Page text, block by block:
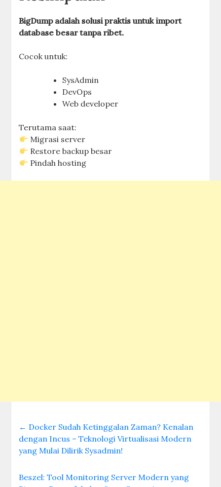
BigDump adalah solusi praktis untuk import
database besar tanpa ribet.
Cocok untuk:
SysAdmin
DevOps
Web developer
Terutama saat:
Migrasi server
Restore backup besar
Pindah hosting
← Docker Sudah Ketinggalan Zaman? Kenalan
dengan Incus – Teknologi Virtualisasi Modern
yang Mulai Dilirik Sysadmin!
Beszel: Tool Monitoring Server Modern yang